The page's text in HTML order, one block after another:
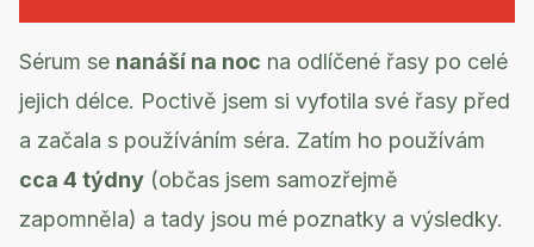
Sérum se nanáší na noc na odlíčené řasy po celé
jejich délce. Poctivě jsem si vyfotila své řasy před
a začala s používáním séra. Zatím ho používám
cca 4 týdny (občas jsem samozřejmě
zapomněla) a tady jsou mé poznatky a výsledky.